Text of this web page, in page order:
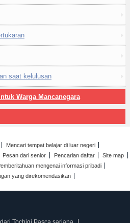
saat kelulusan
Warga Mancanegara
Mencari tempat belajar di luar negeri
Pesan dari senior Pencarian daftar
Site map
mengenai informasi pribadi
yang direkomendasikan